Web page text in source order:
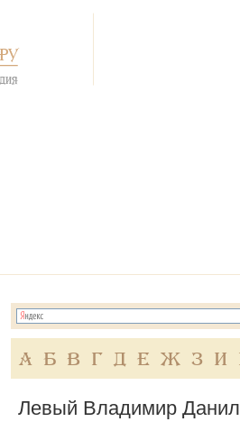
А Б В Г Д Е Ж З И
Левый Владимир